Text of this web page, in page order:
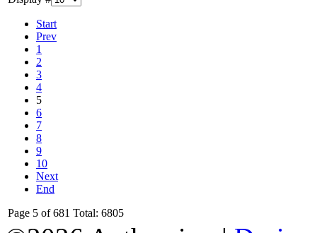
Start
Prev
1
2
3
4
5
6
7
8
9
10
Next
End
Page 5 of 681 Total: 6805